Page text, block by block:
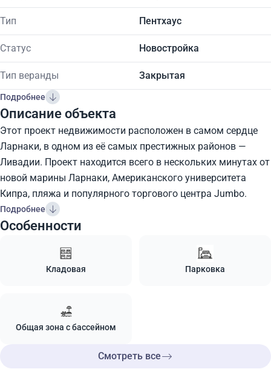
Тип Пентхаус
Статус Новостройка
Тип веранды Закрытая
Подробнее
Описание объекта
Этот проект недвижимости расположен в самом сердце
Ларнаки, в одном из её самых престижных районов —
Ливадии. Проект находится всего в нескольких минутах от
новой марины Ларнаки, Американского университета
Кипра, пляжа и популярного торгового центра Jumbo.
Подробнее
Особенности
Кладовая Парковка
Общая зона с бассейном
Смотреть все